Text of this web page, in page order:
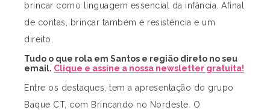
brincar como linguagem essencial da infância. Afinal
de contas, brincar também é resistência e um
direito.
Tudo o que rola em Santos e região direto no seu
email. Clique e assine a nossa newsletter gratuita!
Entre os destaques, tem a apresentação do grupo
Baque CT, com Brincando no Nordeste. O